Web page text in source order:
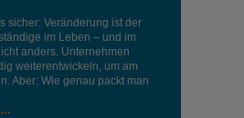
sicher: Veränderung ist der
im Leben – und im
anders. Unternehmen
weiterentwickeln, um am
Aber: Wie genau packt man